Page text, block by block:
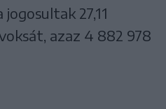
27,11
azaz 4 882 978